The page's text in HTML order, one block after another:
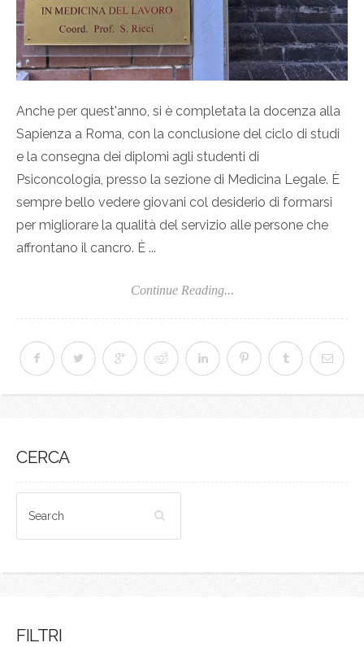
Anche per quest'anno, si è completata la docenza alla
Sapienza a Roma, con la conclusione del ciclo di studi
e la consegna dei diplomi agli studenti di
Psiconcologia, presso la sezione di Medicina Legale. È
sempre bello vedere giovani col desiderio di formarsi
per migliorare la qualità del servizio alle persone che
affrontano il cancro. È ...
Continue Reading...
CERCA
FILTRI